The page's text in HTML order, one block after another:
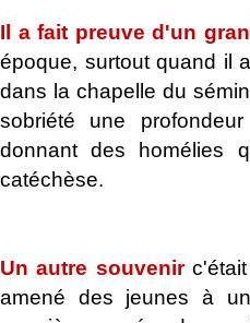
Il a fait preuve d'un
époque, surtout quand il
dans la chapelle du
sobriété une
donnant des homélies
catéchèse.
Un autre souvenirc'était
amené des jeunes à